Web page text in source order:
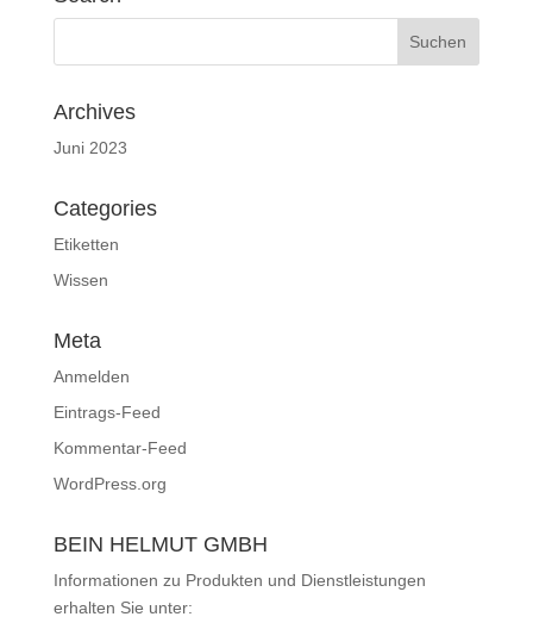
Archives
Juni 2023
Categories
Etiketten
Wissen
Meta
Anmelden
Eintrags-Feed
Kommentar-Feed
WordPress.org
BEIN HELMUT GMBH
Informationen zu Produkten und Dienstleistungen
erhalten Sie unter: